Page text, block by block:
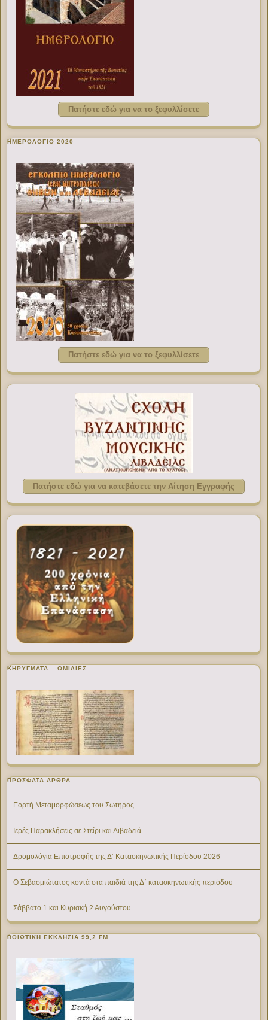
Πατήστε εδώ για να το ξεφυλλίσετε
ΗΜΕΡΟΛΟΓΙΟ 2020
Πατήστε εδώ για να το ξεφυλλίσετε
Πατήστε εδώ για να κατεβάσετε την Αίτηση Εγγραφής
ΚΗΡΥΓΜΑΤΑ – ΟΜΙΛΙΕΣ
ΠΡΌΣΦΑΤΑ ΆΡΘΡΑ
Εορτή Μεταμορφώσεως του Σωτήρος
Ιερές Παρακλήσεις σε Στείρι και Λιβαδειά
Δρομολόγια Επιστροφής της Δ’ Κατασκηνωτικής Περίοδου 2026
Ο Σεβασμιώτατος κοντά στα παιδιά της Δ΄ κατασκηνωτικής περιόδου
Σάββατο 1 και Κυριακή 2 Αυγούστου
ΒΟΙΩΤΙΚΉ ΕΚΚΛΗΣΊΑ 99,2 FM